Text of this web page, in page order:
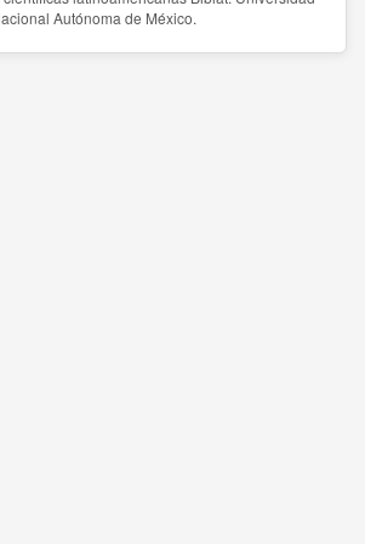
Autónoma de México.